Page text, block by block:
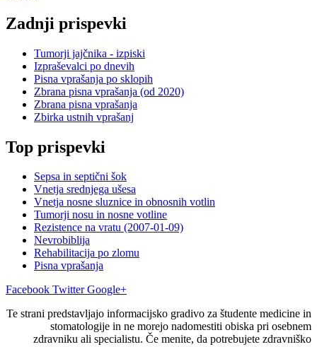
Zadnji prispevki
Tumorji jajčnika - izpiski
Izpraševalci po dnevih
Pisna vprašanja po sklopih
Zbrana pisna vprašanja (od 2020)
Zbrana pisna vprašanja
Zbirka ustnih vprašanj
Top prispevki
Sepsa in septični šok
Vnetja srednjega ušesa
Vnetja nosne sluznice in obnosnih votlin
Tumorji nosu in nosne votline
Rezistence na vratu (2007-01-09)
Nevrobiblija
Rehabilitacija po zlomu
Pisna vprašanja
Facebook Twitter Google+
Te strani predstavljajo informacijsko gradivo za študente medicine in
stomatologije in ne morejo nadomestiti obiska pri osebnem
zdravniku ali specialistu. Če menite, da potrebujete zdravniško